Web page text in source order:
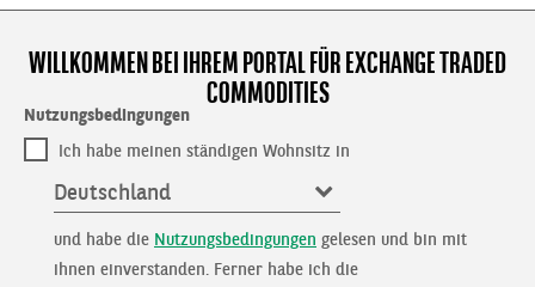
NAV (03.08.2026)
Gebühren
Verwaltungsentgelt
WILLKOMMEN BEI IHREM PORTAL FÜREXCHANGE TRADED
COMMODITIES
Nutzungsbedingungen
Ich habe meinen ständigen Wohnsitz in
Deutschland
und habe die Nutzungsbedingungen gelesen und bin mit
ihnen einverstanden. Ferner habe ich die